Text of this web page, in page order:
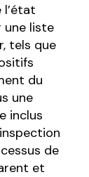
une liste
tels que
du
une
inclus
de
et